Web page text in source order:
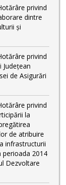
privind
dintre
și
privind
de Asigurări
privind
la
de atribuire
infrastructurii
perioada 2014
Dezvoltare